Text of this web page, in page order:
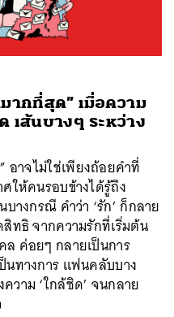
ากที่สุด” เมื่อความ
เส้นบางๆ ระหว่าง
อาจไม่ใช่เพียงถ้อยคำที่
ให้คนรอบข้างได้รู้ถึง
างกรณี คำว่า ‘รัก’ ก็กลาย
ทธิ จากความรักที่เริ่มต้น
ค่อยๆ กลายเป็นการ
นทางการ แฟนคลับบาง
วาม ‘ใกล้ชิด’ จนกลาย